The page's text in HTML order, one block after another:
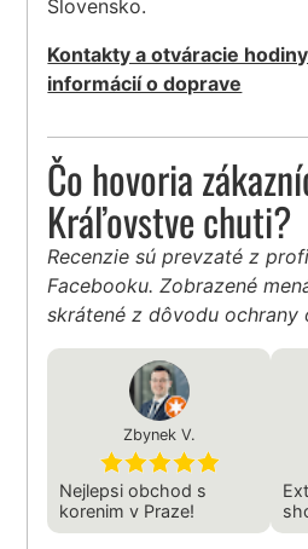
Slovensko.
Kontakty a otváracie
informácií o doprave
Čo hovoria
Kráľovstve chuti?
Recenzie sú prevzaté z
Facebooku. Zobrazené
skrátené z dôvodu ochrany
Zbynek V.
Nejlepsi obchod s
korenim v Praze!